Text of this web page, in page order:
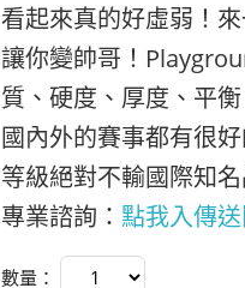
看起來真的好虛弱！
讓你變帥哥！
質、硬度、厚度、平
國內外的賽事都有很
等級絕對不輸國際知名
專業諮詢： 點我入傳
數量：